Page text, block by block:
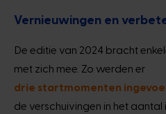
Vernieuwingen en
De editie van 2024 bracht
met zich mee. Zo werden er
drie startmomenten
de verschuivingen in het